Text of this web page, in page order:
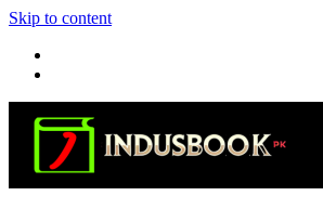
Skip to content